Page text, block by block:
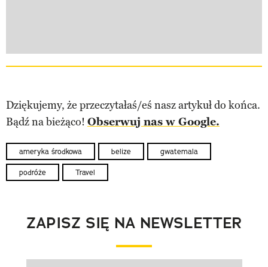
Dziękujemy, że przeczytałaś/eś nasz artykuł do końca.
Bądź na bieżąco! Obserwuj nas w Google.
ameryka środkowa belize gwatemala
podróże Travel
ZAPISZ SIĘ NA NEWSLETTER